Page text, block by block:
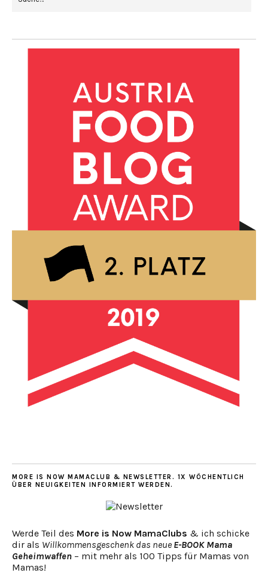
MORE IS NOW MAMACLUB & NEWSLETTER. 1X WÖCHENTLICH
ÜBER NEUIGKEITEN INFORMIERT WERDEN.
Werde Teil des More is Now MamaClubs & ich schicke
dir als Willkommensgeschenk das neue E-BOOK Mama
Geheimwaffen – mit mehr als 100 Tipps für Mamas von
Mamas!